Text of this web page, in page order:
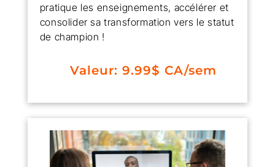
pratique les enseignements, accélérer et
consolider sa transformation vers le statut
de champion !
Valeur: 9.99$ CA/sem